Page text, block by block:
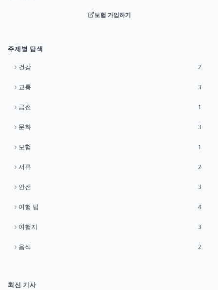
보험 가입하기
주제별 탐색
건강 2
교통 3
금전 1
문화 3
보험 1
서류 2
안전 3
여행 팁 4
여행지 3
음식 2
최신 기사